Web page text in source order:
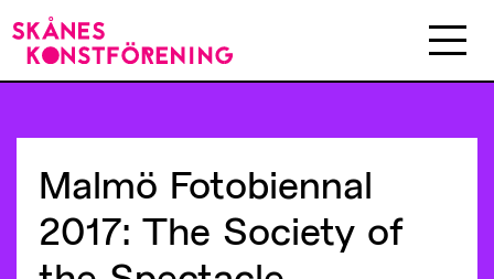
Malmö Fotobiennal
2017: The Society of